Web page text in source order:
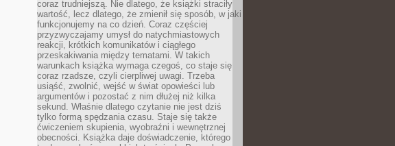
coraz trudniejszą. Nie dlatego, że książki straciły
wartość, lecz dlatego, że zmienił się sposób, w jaki
funkcjonujemy na co dzień. Coraz częściej
przyzwyczajamy umysł do natychmiastowych
reakcji, krótkich komunikatów i ciągłego
przeskakiwania między tematami. W takich
warunkach książka wymaga czegoś, co staje się
coraz rzadsze, czyli cierpliwej uwagi. Trzeba
usiąść, zwolnić, wejść w świat opowieści lub
argumentów i pozostać z nim dłużej niż kilka
sekund. Właśnie dlatego czytanie nie jest dziś
tylko formą spędzania czasu. Staje się także
ćwiczeniem skupienia, wyobraźni i wewnętrznej
obecności. Książka daje doświadczenie, którego